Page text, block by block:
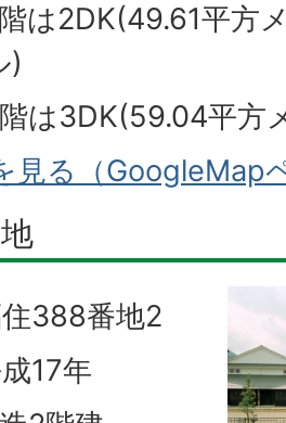
平方メー
)
平方メ
見る（GoogleMap
388番地2
17年